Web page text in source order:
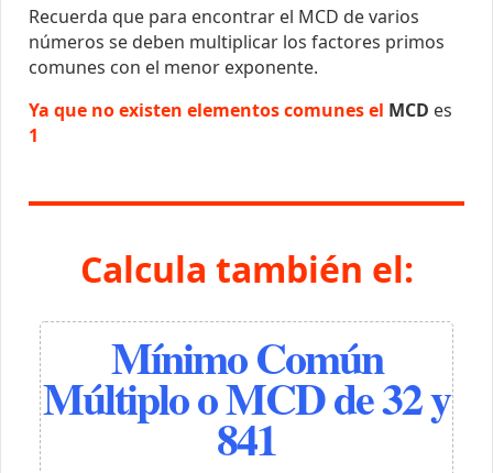
Recuerda que para encontrar el MCD de varios
números se deben multiplicar los factores primos
comunes con el menor exponente.
Ya que no existen elementos comunes el MCD es
1
Calcula también el:
Mínimo Común
Múltiplo o MCD de 32 y
841